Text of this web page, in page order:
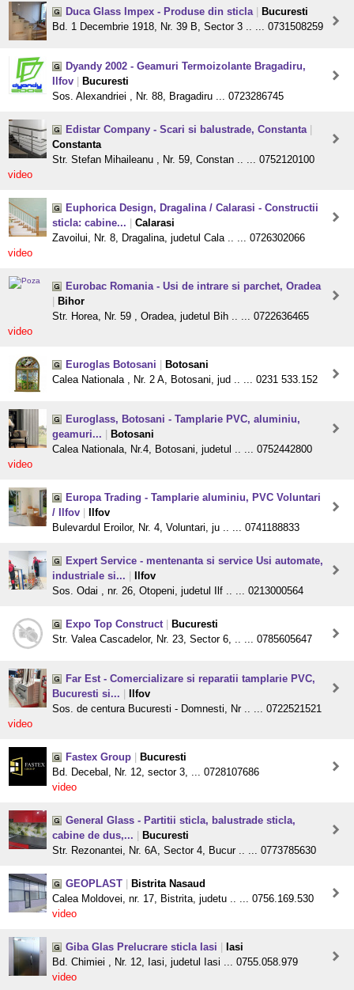
Duca Glass Impex - Produse din sticla
Bucuresti
Bd. 1 Decembrie 1918, Nr. 39 B, Sector 3 .. ... 0731508259
Dyandy 2002 - Geamuri Termoizolante Bragadiru,
Ilfov
Bucuresti
Sos. Alexandriei , Nr. 88, Bragadiru ... 0723286745
Edistar Company - Scari si balustrade, Constanta
Constanta
Str. Stefan Mihaileanu , Nr. 59, Constan .. ... 0752120100
video
Euphorica Design, Dragalina / Calarasi - Constructii
sticla: cabine...
Calarasi
Zavoilui, Nr. 8, Dragalina, judetul Cala .. ... 0726302066
video
Eurobac Romania - Usi de intrare si parchet, Oradea
Bihor
Str. Horea, Nr. 59 , Oradea, judetul Bih .. ... 0722636465
video
Euroglas Botosani
Botosani
Calea Nationala , Nr. 2 A, Botosani, jud .. ... 0231 533.152
Euroglass, Botosani - Tamplarie PVC, aluminiu,
geamuri...
Botosani
Calea Nationala, Nr.4, Botosani, judetul .. ... 0752442800
video
Europa Trading - Tamplarie aluminiu, PVC Voluntari
/ Ilfov
Ilfov
Bulevardul Eroilor, Nr. 4, Voluntari, ju .. ... 0741188833
Expert Service - mentenanta si service Usi automate,
industriale si...
Ilfov
Sos. Odai , nr. 26, Otopeni, judetul Ilf .. ... 0213000564
Expo Top Construct
Bucuresti
Str. Valea Cascadelor, Nr. 23, Sector 6, .. ... 0785605647
Far Est - Comercializare si reparatii tamplarie PVC,
Bucuresti si...
Ilfov
Sos. de centura Bucuresti - Domnesti, Nr .. ... 0722521521
video
Fastex Group
Bucuresti
Bd. Decebal, Nr. 12, sector 3, ... 0728107686
video
General Glass - Partitii sticla, balustrade sticla,
cabine de dus,...
Bucuresti
Str. Rezonantei, Nr. 6A, Sector 4, Bucur .. ... 0773785630
GEOPLAST
Bistrita Nasaud
Calea Moldovei, nr. 17, Bistrita, judetu .. ... 0756.169.530
video
Giba Glas Prelucrare sticla Iasi
Iasi
Bd. Chimiei , Nr. 12, Iasi, judetul Iasi ... 0755.058.979
video